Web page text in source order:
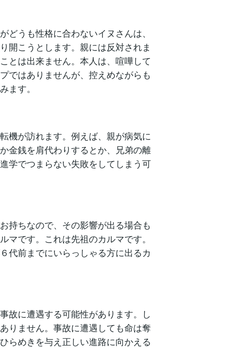
どうも性格に合わないイヌさんは、
開こうとします。親には反対されま
とは出来ません。本人は、喧嘩して
ではありませんが、控えめながらも
ます。
機が訪れます。例えば、親が病気に
金銭を肩代わりするとか、兄弟の離
学でつまらない失敗をしてしまう可
持ちなので、その影響が出る場合も
マです。これは先祖のカルマです。
代前までにいらっしゃる方に出るカ
故に遭遇する可能性があります。し
りません。事故に遭遇しても命は奪
らめきを与え正しい進路に向かえる